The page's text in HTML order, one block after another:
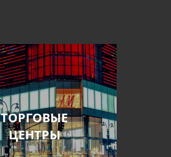
ТОРГОВЫЕ
ЦЕНТРЫ